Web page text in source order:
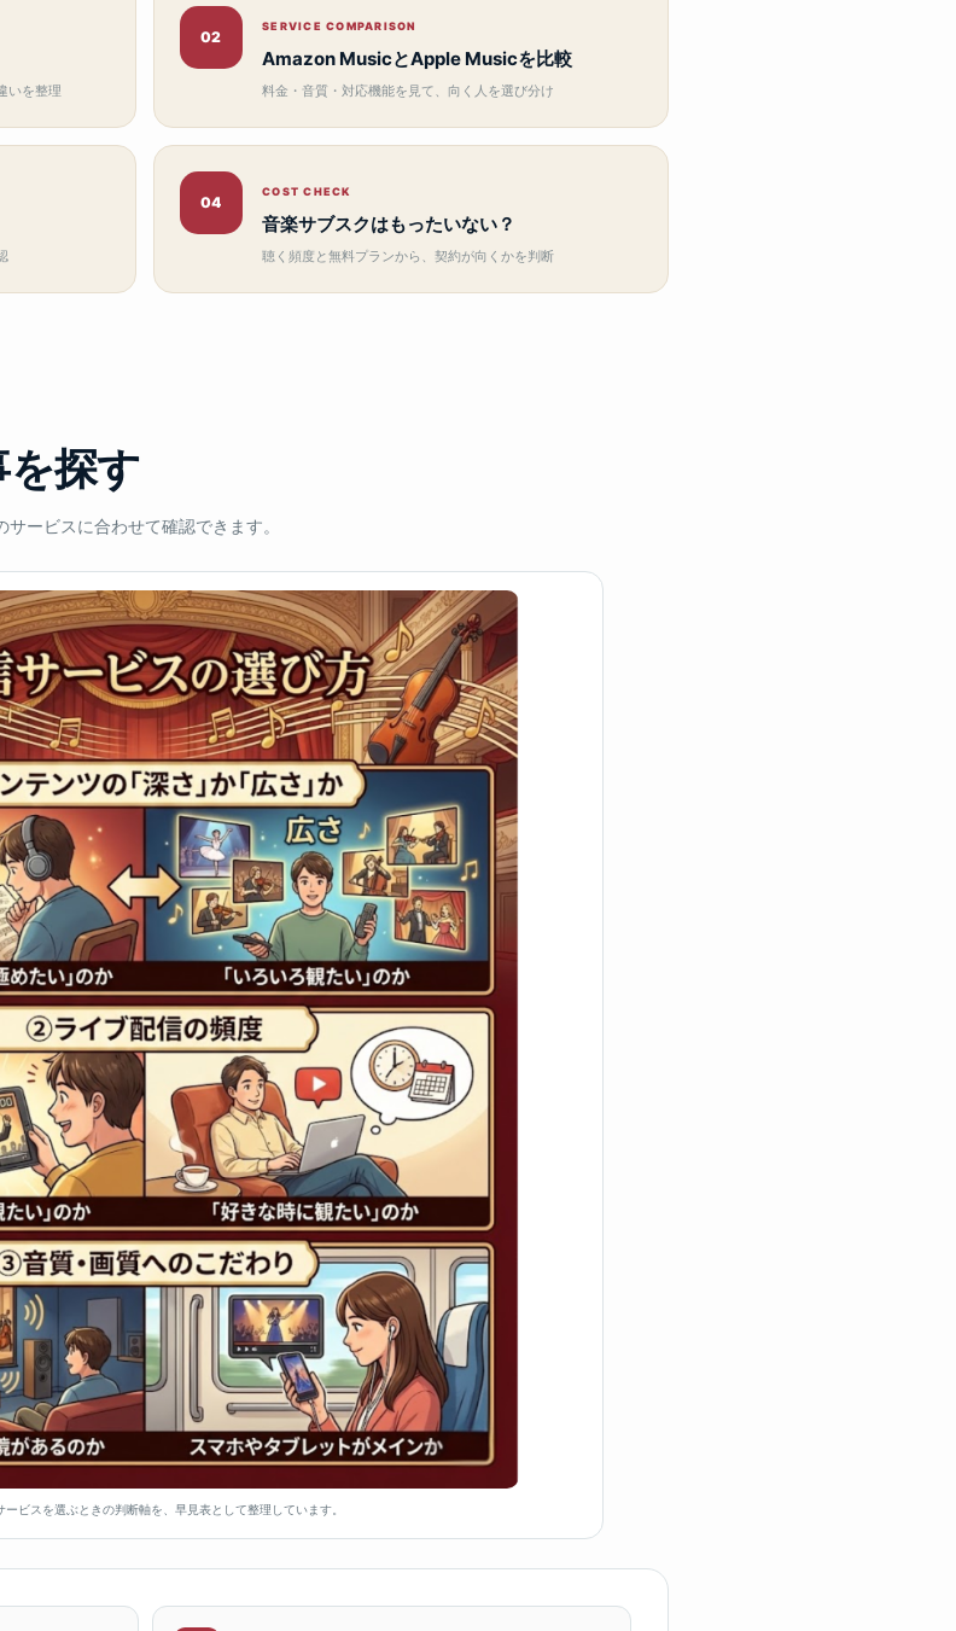
いを整理
02
SERVICE COMPARISON
Amazon MusicとApple Musicを比較
料金・音質・対応機能を見て、向く人を選び分け
04
COST CHECK
音楽サブスクはもったいない？
聴く頻度と無料プランから、契約が向くかを判断
探す
ービスに合わせて確認できます。
ービスを選ぶときの判断軸を、早見表として整理しています。